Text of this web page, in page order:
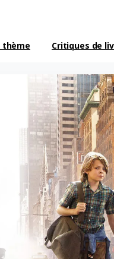
thème Critiques de